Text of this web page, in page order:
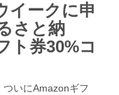
イークに申
さと納
券30%コ
いにAmazonギフ